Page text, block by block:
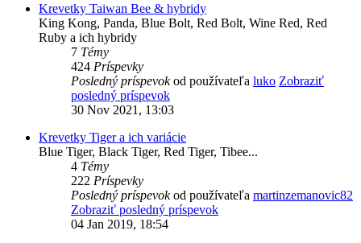
Krevetky Taiwan Bee & hybridy
King Kong, Panda, Blue Bolt, Red Bolt, Wine Red, Red
Ruby a ich hybridy
7 Témy
424 Príspevky
Posledný príspevokod používateľa luko Zobraziť
posledný príspevok
30 Nov 2021, 13:03
Krevetky Tiger a ich variácie
Blue Tiger, Black Tiger, Red Tiger, Tibee...
4 Témy
222 Príspevky
Posledný príspevokod používateľa martinzemanovic82
Zobraziť posledný príspevok
04 Jan 2019, 18:54